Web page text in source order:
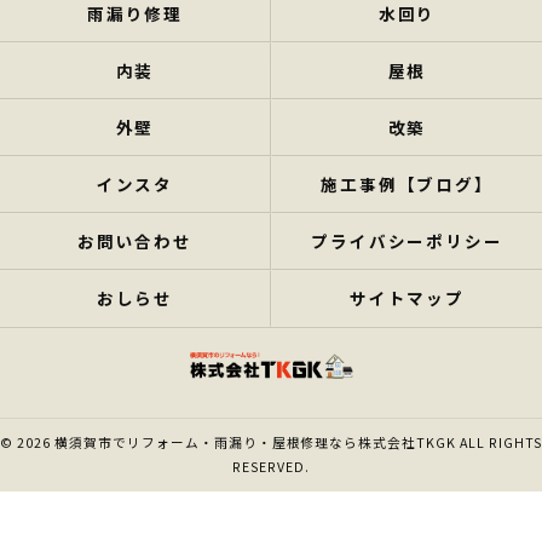
雨漏り修理 水回り
内装 屋根
外壁 改築
インスタ 施工事例【ブログ】
お問い合わせ プライバシーポリシー
おしらせ サイトマップ
© 2026 横須賀市でリフォーム・雨漏り・屋根修理なら株式会社TKGK ALL RIGHTS
RESERVED.